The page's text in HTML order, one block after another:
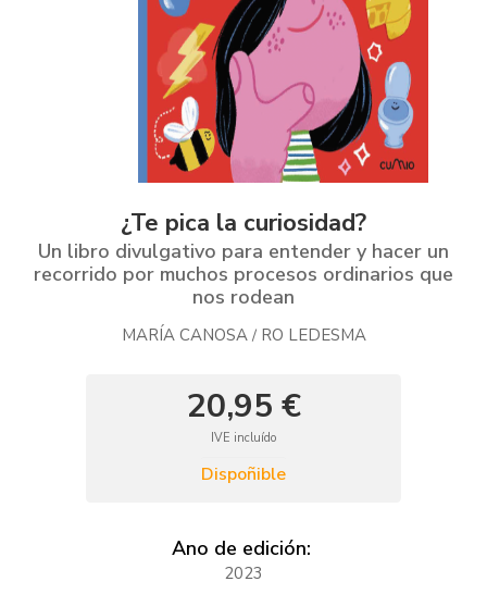
¿Te pica la curiosidad?
Un libro divulgativo para entender y hacer un
recorrido por muchos procesos ordinarios que
nos rodean
MARÍA CANOSA / RO LEDESMA
20,95 €
IVE incluído
Dispoñible
Ano de edición:
2023